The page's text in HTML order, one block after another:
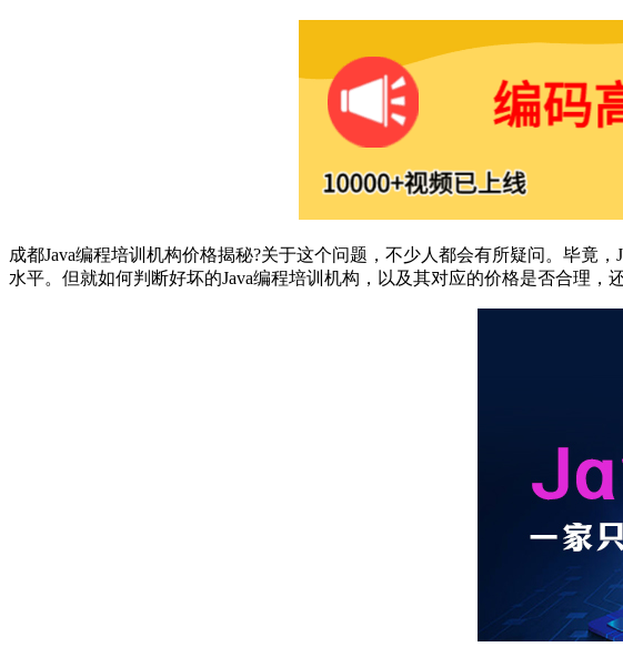
成都Java编程培训机构价格揭秘?关于这个问题，不少人都会有所疑问。毕竟
水平。但就如何判断好坏的Java编程培训机构，以及其对应的价格是否合理